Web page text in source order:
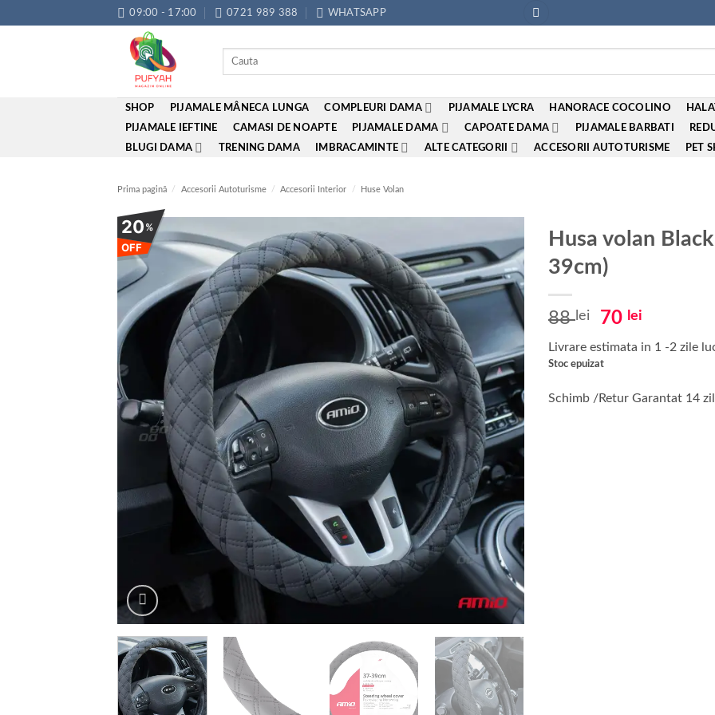
to
09:00 - 17:00 0721 989 388 WHATSAPP
Caută
SHOP PIJAMALE MÂNECA LUNGA COMPLEURI DAMA PIJAMALE LYCRA HANORACE COCOLINO
PIJAMALE IEFTINE CAMASI DE NOAPTE PIJAMALE DAMA CAPOATE DAMA PIJAMALE BARBATI
BLUGI DAMA TRENING DAMA IMBRACAMINTE ALTE CATEGORII ACCESORII AUTOTURISME PET
Prima pagină / Accesorii Autoturisme / Accesorii Interior / Huse Volan
20%
OFF
Adauga
la
favorite
Husa volan
39cm)
88 lei
Prețul
inițial
a
88 lei.
70 lei
este:
Livrare estimata in 1 -2 zile
Stoc epuizat
Schimb /Retur Garantat 14